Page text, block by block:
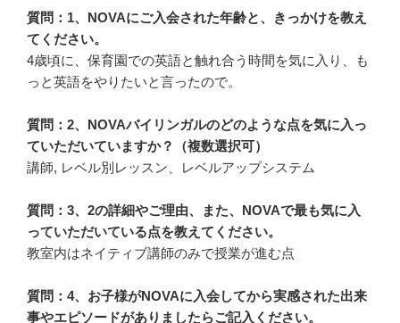
質問：1、NOVAにご入会された年齢と、きっかけを教え
てください。
4歳頃に、保育園での英語と触れ合う時間を気に入り、も
っと英語をやりたいと言ったので。
質問：2、NOVAバイリンガルのどのような点を気に入っ
ていただいていますか？（複数選択可）
講師, レベル別レッスン、レベルアップシステム
質問：3、2の詳細やご理由、また、NOVAで最も気に入
っていただいている点を教えてください。
教室内はネイティブ講師のみで授業が進む点
質問：4、お子様がNOVAに入会してから実感された出来
事やエピソードがありましたらご記入ください。